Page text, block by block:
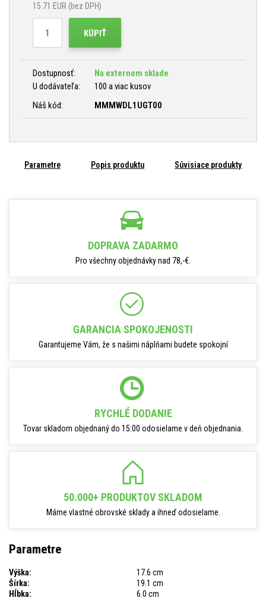
15.71 EUR (bez DPH)
KÚPIŤ
Dostupnosť:
Na externom sklade
U dodávateľa:
100 a viac kusov
Náš kód:
MMMWDL1UGT00
Parametre Popis produktu Súvisiace produkty
DOPRAVA ZADARMO
Pro všechny objednávky nad 78,-€.
GARANCIA SPOKOJENOSTI
Garantujeme Vám, že s našimi náplňami budete spokojní
RYCHLÉ DODANIE
Tovar skladom objednaný do 15:00 odosielame v deň objednania.
50.000+ PRODUKTOV SKLADOM
Máme vlastné obrovské sklady a ihneď odosielame.
Parametre
Výška:
17.6 cm
Šírka:
19.1 cm
Hĺbka:
6.0 cm